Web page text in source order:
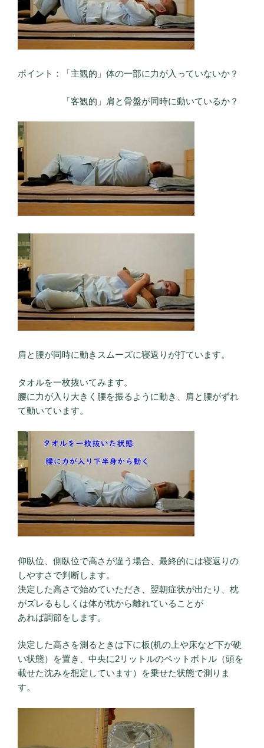
ポイント：「主観的」体の一部に力が入っていないか？
「客観的」肩と骨盤が同時に動いているか？
肩と腰が同時に動きスムーズに寝返りが打ています。
タオルを一枚抜いてみます。
腰に力が入り大きく腰を振るように動き、肩と腰がずれ
て動いています。
仰臥位、側臥位で高さが違う場合、最終的には寝返りの
しやすさで判断します。
決定した高さで始めていただき、翌朝症状が出たり、枕
がズレるもしくは体が枕から離れていることが
あれば調節をします。
決定した高さを測るときは下に板(机の上や床など下が硬
い状態）を置き、中央に2リットルのペットボトル（頭を
載せた沈みを想定しています）を乗せた状態で測りま
す。